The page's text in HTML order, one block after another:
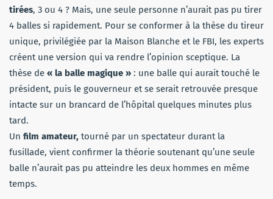
tirées, 3 ou 4 ? Mais, une seule personne n’aurait pas pu tirer
4 balles si rapidement. Pour se conformer à la thèse du tireur
unique, privilégiée par la Maison Blanche et le FBI, les experts
créent une version qui va rendre l’opinion sceptique. La
thèse de « la balle magique » : une balle qui aurait touché le
président, puis le gouverneur et se serait retrouvée presque
intacte sur un brancard de l’hôpital quelques minutes plus
tard.
Un film amateur, tourné par un spectateur durant la
fusillade, vient confirmer la théorie soutenant qu’une seule
balle n’aurait pas pu atteindre les deux hommes en même
temps.